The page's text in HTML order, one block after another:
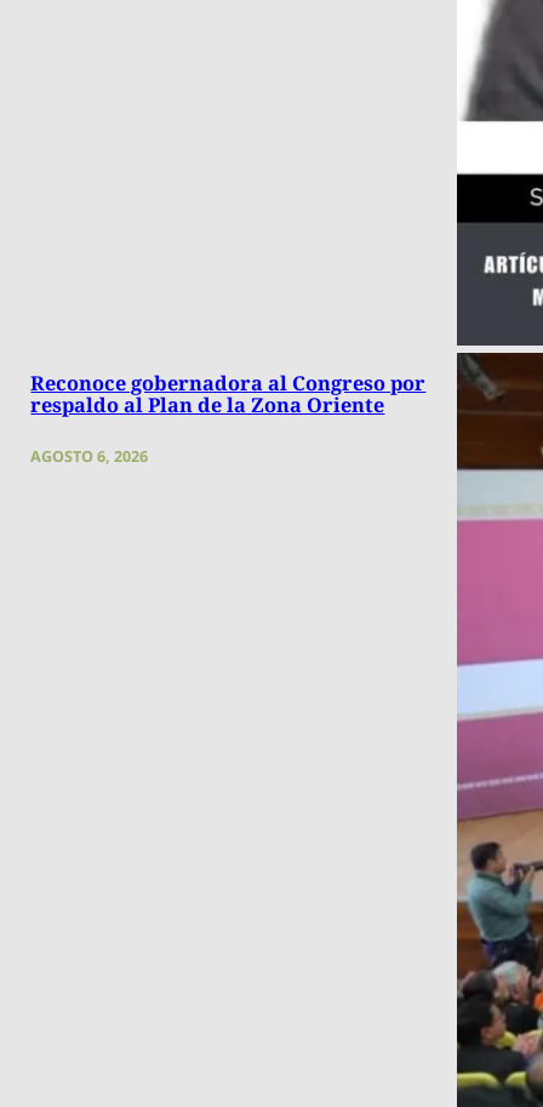
Reconoce gobernadora al Congreso por
respaldo al Plan de la Zona Oriente
AGOSTO 6, 2026